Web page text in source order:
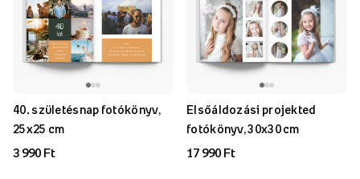
40. születésnap fotókönyv,
25x25 cm
3 990 Ft
Elsőáldozási projekted
fotókönyv, 30x30 cm
17 990 Ft